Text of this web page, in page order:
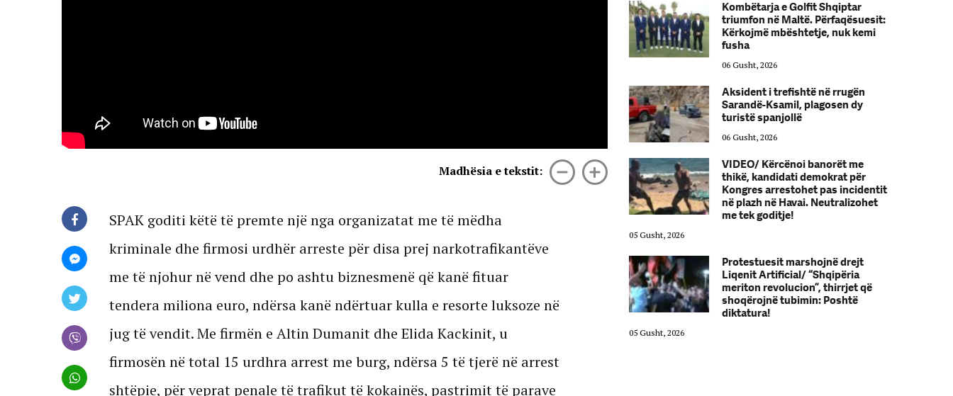
Madhësia e tekstit:
SPAK goditi këtë të premte një nga organizatat me të mëdha
kriminale dhe firmosi urdhër arreste për disa prej narkotrafikantëve
me të njohur në vend dhe po ashtu biznesmenë që kanë fituar
tendera miliona euro, ndërsa kanë ndërtuar kulla e resorte luksoze në
jug të vendit. Me firmën e Altin Dumanit dhe Elida Kackinit, u
firmosën në total 15 urdhra arrest me burg, ndërsa 5 të tjerë në arrest
shtëpie, për veprat penale të trafikut të kokainës, pastrimit të parave
VIDEO/ Kërcënoi banorët me
thikë, kandidati demokrat për
me tek goditje!
Liqenit Artificial/ “Shqipëria
shoqërojnë tubimin: Poshtë
diktatura!
05 Gusht, 2026
Kombëtarja e Golfit Shqiptar
triumfon në Maltë. Përfaqësuesit:
Kërkojmë mbështetje, nuk kemi
fusha
06 Gusht, 2026
Aksident i trefishtë në rrugën
Sarandë-Ksamil, plagosen dy
turistë spanjollë
06 Gusht, 2026
VIDEO/ Kërcënoi banorët me
thikë, kandidati demokrat për
Kongres arrestohet pas incidentit
në plazh në Havai. Neutralizohet
me tek goditje!
05 Gusht, 2026
Protestuesit marshojnë drejt
Liqenit Artificial/ “Shqipëria
meriton revolucion”, thirrjet që
shoqërojnë tubimin: Poshtë
diktatura!
05 Gusht, 2026